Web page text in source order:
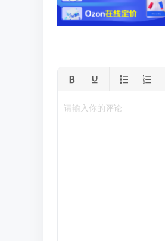
请输入你的评论